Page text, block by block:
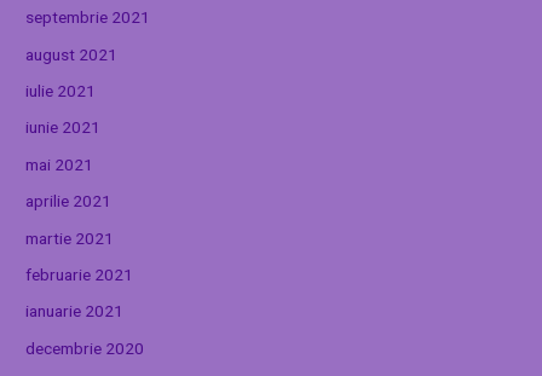
septembrie 2021
august 2021
iulie 2021
iunie 2021
mai 2021
aprilie 2021
martie 2021
februarie 2021
ianuarie 2021
decembrie 2020